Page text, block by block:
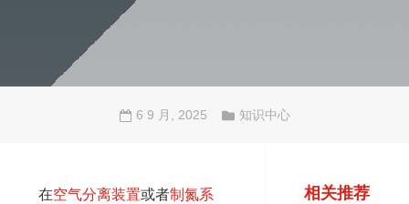
6 9 月, 2025 知识中心
在空气分离装置或者制氮系
相关推荐